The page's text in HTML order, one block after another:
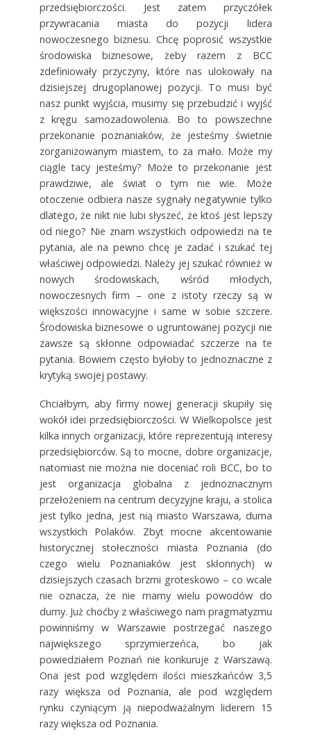
przedsiębiorczości. Jest zatem przyczółek
przywracania miasta do pozycji lidera
nowoczesnego biznesu. Chcę poprosić wszystkie
środowiska biznesowe, żeby razem z BCC
zdefiniowały przyczyny, które nas ulokowały na
dzisiejszej drugoplanowej pozycji. To musi być
nasz punkt wyjścia, musimy się przebudzić i wyjść
z kręgu samozadowolenia. Bo to powszechne
przekonanie poznaniaków, że jesteśmy świetnie
zorganizowanym miastem, to za mało. Może my
ciągle tacy jesteśmy? Może to przekonanie jest
prawdziwe, ale świat o tym nie wie. Może
otoczenie odbiera nasze sygnały negatywnie tylko
dlatego, że nikt nie lubi słyszeć, że ktoś jest lepszy
od niego? Nie znam wszystkich odpowiedzi na te
pytania, ale na pewno chcę je zadać i szukać tej
właściwej odpowiedzi. Należy jej szukać również w
nowych środowiskach, wśród młodych,
nowoczesnych firm – one z istoty rzeczy są w
większości innowacyjne i same w sobie szczere.
Środowiska biznesowe o ugruntowanej pozycji nie
zawsze są skłonne odpowiadać szczerze na te
pytania. Bowiem często byłoby to jednoznaczne z
krytyką swojej postawy.
Chciałbym, aby firmy nowej generacji skupiły się
wokół idei przedsiębiorczości. W Wielkopolsce jest
kilka innych organizacji, które reprezentują interesy
przedsiębiorców. Są to mocne, dobre organizacje,
natomiast nie można nie doceniać roli BCC, bo to
jest organizacja globalna z jednoznacznym
przełożeniem na centrum decyzyjne kraju, a stolica
jest tylko jedna, jest nią miasto Warszawa, duma
wszystkich Polaków. Zbyt mocne akcentowanie
historycznej stołeczności miasta Poznania (do
czego wielu Poznaniaków jest skłonnych) w
dzisiejszych czasach brzmi groteskowo – co wcale
nie oznacza, że nie mamy wielu powodów do
dumy. Już choćby z właściwego nam pragmatyzmu
powinniśmy w Warszawie postrzegać naszego
największego sprzymierzeńca, bo jak
powiedziałem Poznań nie konkuruje z Warszawą.
Ona jest pod względem ilości mieszkańców 3,5
razy większa od Poznania, ale pod względem
rynku czyniącym ją niepodważalnym liderem 15
razy większa od Poznania.